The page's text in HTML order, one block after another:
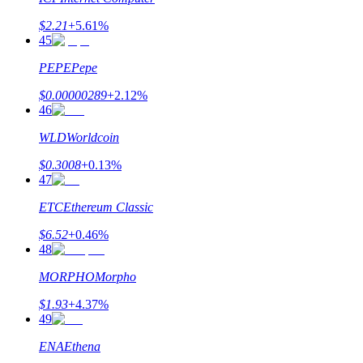
اربح الجوائز والمكافآت الحصرية
مركز المكافآت
تسجيل الدخول
$2.21+5.61%
45
PEPEPepe
$0.00000289+2.12%
46
WLDWorldcoin
$0.3008+0.13%
47
ETCEthereum Classic
$6.52+0.46%
48
MORPHOMorpho
$1.93+4.37%
49
ENAEthena